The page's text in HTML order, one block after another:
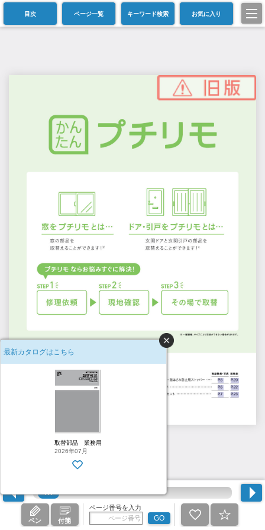
目次 ページ一覧 キーワード検索 お気に入り
ペン 付箋
ページ番号を入力
GO
最新カタログはこちら
取替部品 業務用
2026年07月